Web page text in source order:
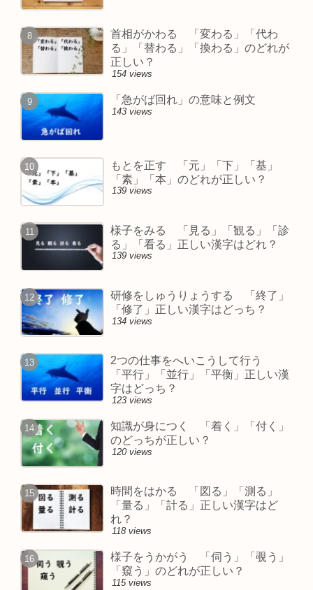
首相がかわる 「変わる」「代わ
る」「替わる」「換わる」のどれが
正しい？
154 views
「急がば回れ」の意味と例文
143 views
もとを正す 「元」「下」「基」
「素」「本」のどれが正しい？
139 views
様子をみる 「見る」「観る」「診
る」「看る」正しい漢字はどれ？
139 views
研修をしゅうりょうする 「終了」
「修了」正しい漢字はどっち？
134 views
2つの仕事をへいこうして行う
「平行」「並行」「平衡」正しい漢
字はどっち？
123 views
知識が身につく 「着く」「付く」
のどっちが正しい？
120 views
時間をはかる 「図る」「測る」
「量る」「計る」正しい漢字はど
れ？
118 views
様子をうかがう 「伺う」「覗う」
「窺う」のどれが正しい？
115 views